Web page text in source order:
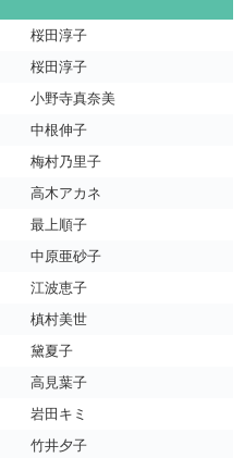
桜田淳子
桜田淳子
小野寺真奈美
中根伸子
梅村乃里子
高木アカネ
最上順子
中原亜砂子
江波恵子
槙村美世
黛夏子
高見葉子
岩田キミ
竹井夕子